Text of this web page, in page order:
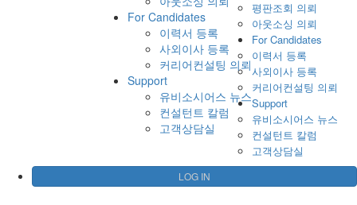
For Candidates
이력서 등록
사외이사 등록
커리어컨설팅 의뢰
Support
유비소시어스 뉴스
컨설턴트 칼럼
고객상담실
평판조회 의뢰
아웃소싱 의뢰
For Candidates
이력서 등록
사외이사 등록
커리어컨설팅 의뢰
Support
유비소시어스 뉴스
컨설턴트 칼럼
고객상담실
LOG IN